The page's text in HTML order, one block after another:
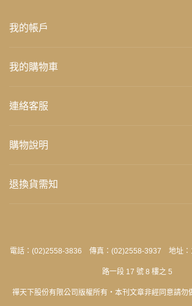
我的帳戶
我的購物車
連絡客服
購物說明
退換貨需知
電話：(02)2558-3836 傳真：(02)2558-3937 地址：
路一段 17 號 8 樓之 5
禪天下股份有限公司版權所有‧本刊文章非經同意請勿